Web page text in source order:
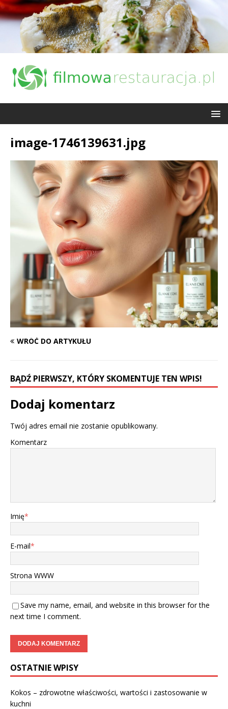
image-1746139631.jpg
WRÓĆ DO ARTYKUŁU
BĄDŹ PIERWSZY, KTÓRY SKOMENTUJE TEN WPIS!
Dodaj komentarz
Twój adres email nie zostanie opublikowany.
Komentarz
Imię*
E-mail*
Strona WWW
Save my name, email, and website in this browser for the
next time I comment.
OSTATNIE WPISY
Kokos – zdrowotne właściwości, wartości i zastosowanie w
kuchni